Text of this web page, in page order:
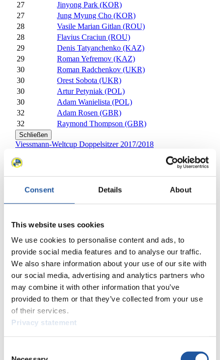
Consent Details About
This website uses cookies
We use cookies to personalise content and ads, to
provide social media features and to analyse our traffic.
We also share information about your use of our site with
our social media, advertising and analytics partners who
may combine it with other information that you’ve
provided to them or that they’ve collected from your use
of their services.
Privacy statement
27
Jinyong Park (KOR)
27
Jung Myung Cho (KOR)
28
Vasile Marian Gitlan (ROU)
28
Flavius Craciun (ROU)
29
Denis Tatyanchenko (KAZ)
29
Roman Yefremov (KAZ)
30
Roman Radchenkov (UKR)
30
Orest Sobota (UKR)
30
Artur Petyniak (POL)
30
Adam Wanielista (POL)
32
Adam Rosen (GBR)
32
Raymond Thompson (GBR)
Schließen
Viessmann-Weltcup Doppelsitzer 2017/2018
Viessmann-Weltcup Nationencup Doppelsitzer 2016/2017
2
Jacob Hyrns (USA)
2
Anthony Espinoza (USA)
3
Matej Kvicala (CZE)
3
Jaromir Kudera (CZE)
4
Simon Kainzwaldner (ITA)
Florian Gruber (ITA)
Vladislav Antonov (RUS)
6
Justin Krewson (USA)
6
Andrew Sherk (USA)
7
Wojciech Chmielewski (POL)